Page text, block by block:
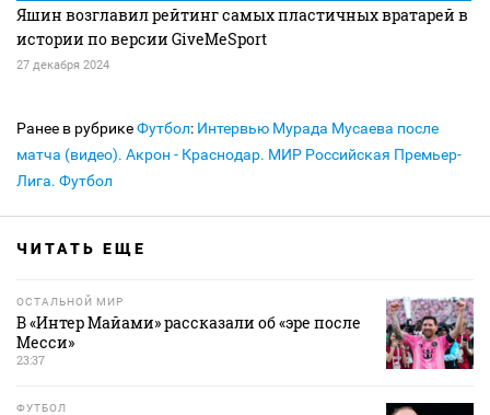
Яшин возглавил рейтинг самых пластичных вратарей в
истории по версии GiveMeSport
27 декабря 2024
Ранее в рубрикеФутбол: Интервью Мурада Мусаева после
матча (видео). Акрон - Краснодар. МИР Российская Премьер-
Лига. Футбол
ЧИТАТЬ ЕЩЕ
ОСТАЛЬНОЙ МИР
В «Интер Майами» рассказали об «эре после
Месси»
23:37
ФУТБОЛ